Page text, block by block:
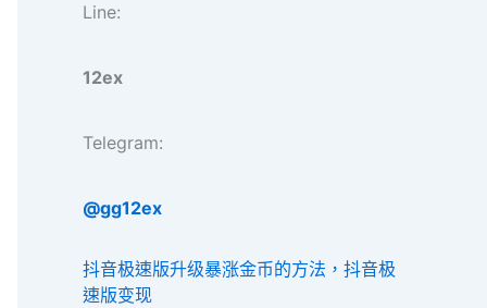
Line:
12ex
Telegram:
@gg12ex
抖音极速版升级暴涨金币的方法，抖音极
速版变现